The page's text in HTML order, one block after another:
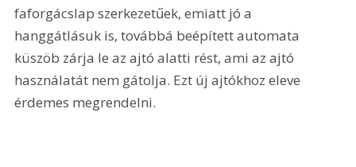
faforgácslap szerkezetűek, emiatt jó a
hanggátlásuk is, továbbá beépített automata
küszöb zárja le az ajtó alatti rést, ami az ajtó
használatát nem gátolja. Ezt új ajtókhoz eleve
érdemes megrendelni.